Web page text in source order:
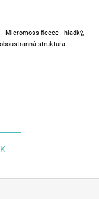
fleece - hladký,
oboustranná struktura